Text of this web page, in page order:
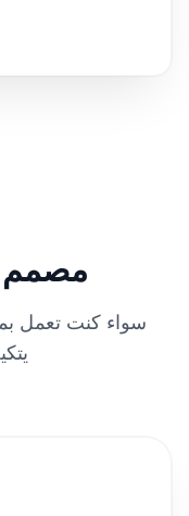
مصمم
سواء كنت تعمل